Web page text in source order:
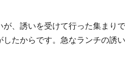
が、誘いを受けて行った集まり
たからです。急なランチの誘